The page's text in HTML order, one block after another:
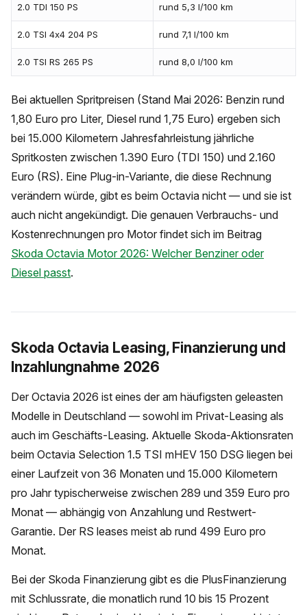
2.0 TDI 150 PS rund 5,3 l/100 km
2.0 TSI 4x4 204 PS rund 7,1 l/100 km
2.0 TSI RS 265 PS rund 8,0 l/100 km
Bei aktuellen Spritpreisen (Stand Mai 2026: Benzin rund
1,80 Euro pro Liter, Diesel rund 1,75 Euro) ergeben sich
bei 15.000 Kilometern Jahresfahrleistung jährliche
Spritkosten zwischen 1.390 Euro (TDI 150) und 2.160
Euro (RS). Eine Plug-in-Variante, die diese Rechnung
verändern würde, gibt es beim Octavia nicht — und sie ist
auch nicht angekündigt. Die genauen Verbrauchs- und
Kostenrechnungen pro Motor findet sich im Beitrag
Skoda Octavia Motor 2026: Welcher Benziner oder
Diesel passt.
Skoda Octavia Leasing, Finanzierung und
Inzahlungnahme 2026
Der Octavia 2026 ist eines der am häufigsten geleasten
Modelle in Deutschland — sowohl im Privat-Leasing als
auch im Geschäfts-Leasing. Aktuelle Skoda-Aktionsraten
beim Octavia Selection 1.5 TSI mHEV 150 DSG liegen bei
einer Laufzeit von 36 Monaten und 15.000 Kilometern
pro Jahr typischerweise zwischen 289 und 359 Euro pro
Monat — abhängig von Anzahlung und Restwert-
Garantie. Der RS leases meist ab rund 499 Euro pro
Monat.
Bei der Skoda Finanzierung gibt es die PlusFinanzierung
mit Schlussrate, die monatlich rund 10 bis 15 Prozent